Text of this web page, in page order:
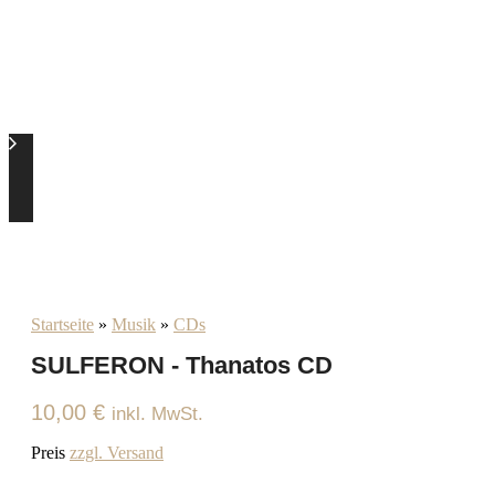
Startseite » Musik » CDs
SULFERON - Thanatos CD
10,00 € inkl. MwSt.
Preis zzgl. Versand